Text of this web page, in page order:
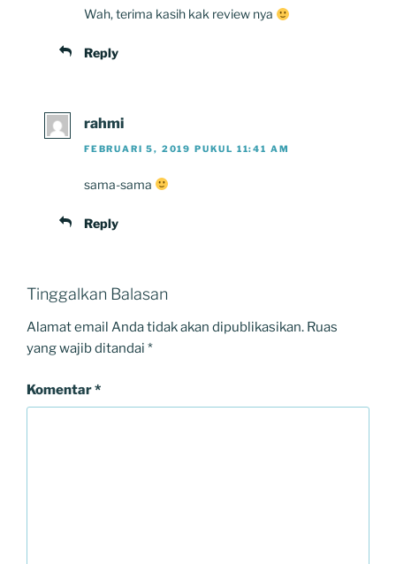
Wah, terima kasih kak review nya
Reply
rahmi
FEBRUARI 5, 2019 PUKUL 11:41 AM
sama-sama
Reply
Tinggalkan Balasan
Alamat email Anda tidak akan dipublikasikan. Ruas
yang wajib ditandai *
Komentar*